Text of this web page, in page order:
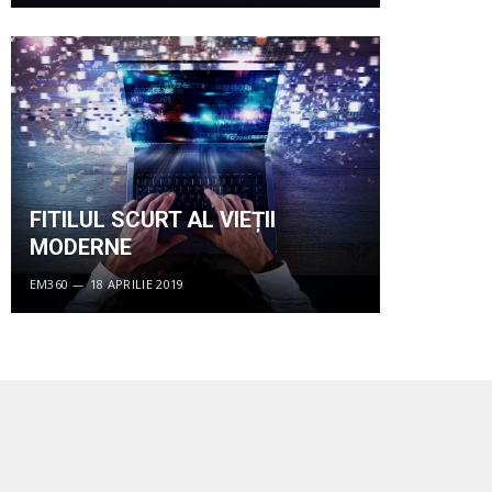
FITILUL SCURT AL VIEȚII
MODERNE
EM360 18 APRILIE 2019